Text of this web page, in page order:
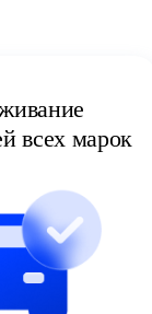
всех марок